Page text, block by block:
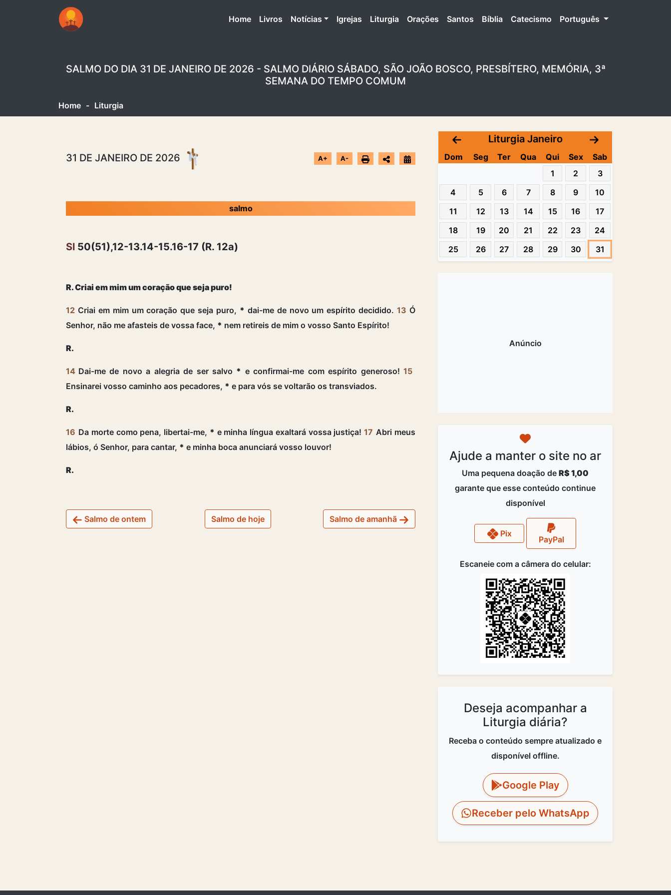
Home(atual)
Livros Notícias Igrejas Liturgia Orações Santos Bíblia Catecismo Português
SALMO DO DIA 31 DE JANEIRO DE 2026 - SALMO DIÁRIO SÁBADO, SÃO JOÃO BOSCO, PRESBÍTERO, MEMÓRIA, 3ª
SEMANA DO TEMPO COMUM
Home - Liturgia
31 DE JANEIRO DE 2026 A+ A-
salmo
Sl 50(51),12-13.14-15.16-17 (R. 12a)
R. Criai em mim um coração que seja puro!
12 Criai em mim um coração que seja puro, * dai-me de novo um espírito decidido.13 Ó
Senhor, não me afasteis de vossa face, * nem retireis de mim o vosso Santo Espírito!
R.
14 Dai-me de novo a alegria de ser salvo * e confirmai-me com espírito generoso!15
Ensinarei vosso caminho aos pecadores, * e para vós se voltarão os transviados.
R.
16 Da morte como pena, libertai-me, * e minha língua exaltará vossa justiça!17 Abri meus
lábios, ó Senhor, para cantar, * e minha boca anunciará vosso louvor!
R.
Salmo de ontem Salmo de hoje Salmo de amanhã
Liturgia Janeiro
Dom Seg Ter Qua Qui Sex
Sab
1
2
3
4
5 6 7 8 9
10
11
12 13 14 15 16
17
18
19 20 21 22 23
24
25
26 27 28 29 30 31
Ajude a manter o site no ar
Uma pequena doação de R$ 1,00
garante que esse conteúdo continue
disponível
Pix
PayPal
Escaneie com a câmera do celular:
Deseja acompanhar a
Liturgia diária?
Receba o conteúdo sempre atualizado e
disponível offline.
Google Play
Receber pelo WhatsApp